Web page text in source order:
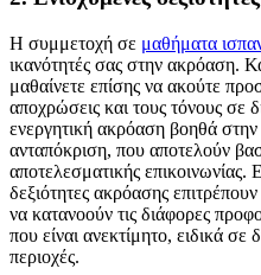
Η συμμετοχή σε μαθήματα
ικανότητές σας στην ακρόαση.
μαθαίνετε επίσης να ακούτε
αποχρώσεις και τους τόνους σε
ενεργητική ακρόαση βοηθά
ανταπόκριση, που αποτελούν
αποτελεσματικής
δεξιότητες ακρόασης
να κατανοούν τις διάφορες
που είναι ανεκτίμητο, ειδικά σε
περιοχές.